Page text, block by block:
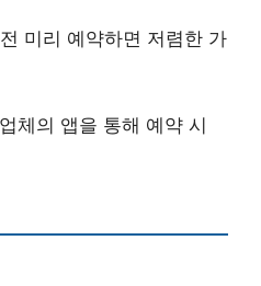
미리 예약하면 저렴한 가
체의 앱을 통해 예약 시